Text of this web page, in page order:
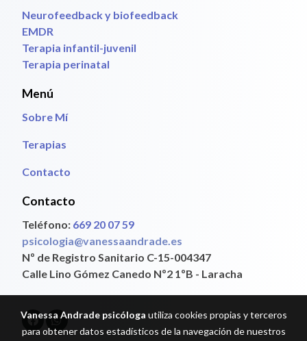
Neurofeedback y biofeedback
EMDR
Terapia infantil-juvenil
Terapia perinatal
Menú
Sobre Mí
Terapias
Contacto
Contacto
Teléfono: 669 20 07 59
psicologia@vanessaandrade.es
Nº de Registro Sanitario C-15-004347
Calle Lino Gómez Canedo Nº2 1ºB - Laracha
Vanessa Andrade psicóloga utiliza cookies propias y terceros
para obtener datos estadísticos de la navegación de nuestros